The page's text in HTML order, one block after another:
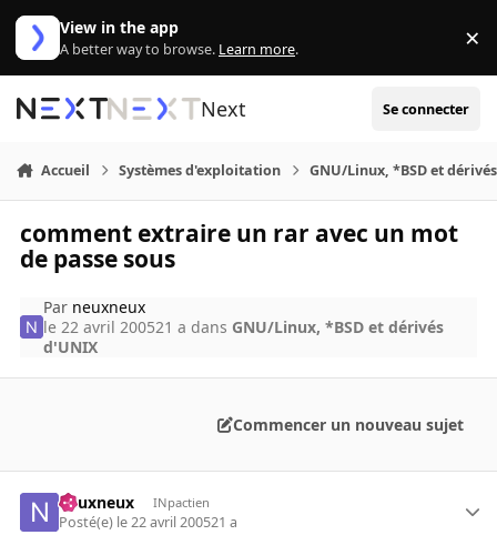
Aller au contenu
View in the app
A better way to browse. Learn more. ×
Next Se connecter
Accueil Systèmes d'exploitation GNU/Linux, *BSD et
comment extraire un rar avec un mot
de passe sous
Par neuxneux
le 22 avril 200521 a dans GNU/Linux, *BSD et dérivés
d'UNIX
Commencer un nouveau sujet
neuxneux INpactien
Posté(e) le 22 avril 200521 a